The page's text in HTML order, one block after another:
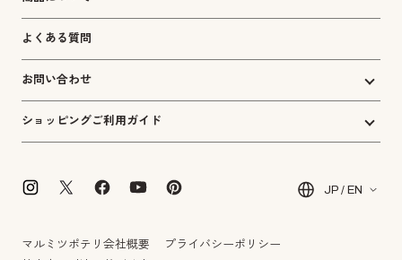
よくある質問
お問い合わせ
ショッピングご利用ガイド
JP / EN
マルミツポテリ会社概要
プライバシーポリシー